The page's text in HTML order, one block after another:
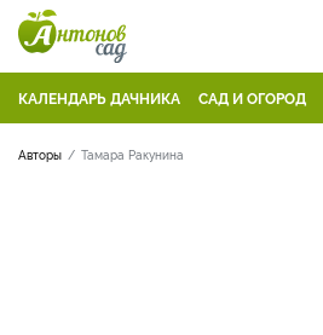
КАЛЕНДАРЬ ДАЧНИКА САД И ОГОРОД
Авторы Тамара Ракунина